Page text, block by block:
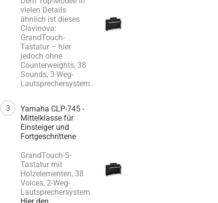
vielen Details
ähnlich ist dieses
Clavinova:
GrandTouch-
Tastatur – hier
jedoch ohne
Counterweights, 38
Sounds, 3-Weg-
Lautsprechersystem.
3
Yamaha CLP-745 -
Mittelklasse für
Einsteiger und
Fortgeschrittene
GrandTouch-S-
Tastatur mit
Holzelementen, 38
Voices, 2-Weg-
Lautsprechersystem.
Hier den